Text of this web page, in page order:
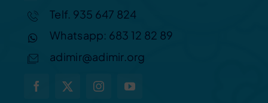
Telf. 935 647 824
Whatsapp: 683 12 82 89
adimir@adimir.org